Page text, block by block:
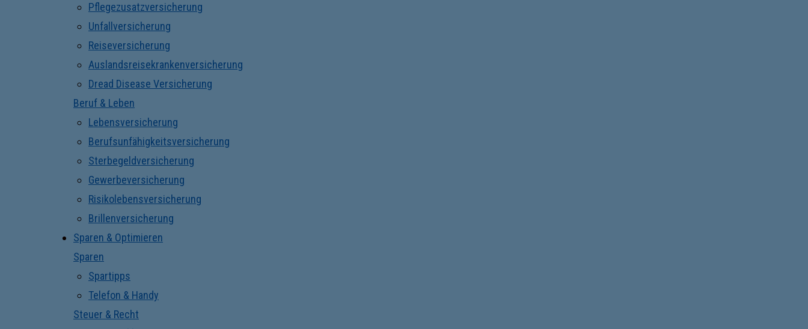
Pflegezusatzversicherung
Unfallversicherung
Reiseversicherung
Auslandsreisekrankenversicherung
Dread Disease Versicherung
Beruf & Leben
Lebensversicherung
Berufsunfähigkeitsversicherung
Sterbegeldversicherung
Gewerbeversicherung
Risikolebensversicherung
Brillenversicherung
Sparen & Optimieren
Sparen
Spartipps
Telefon & Handy
Steuer & Recht